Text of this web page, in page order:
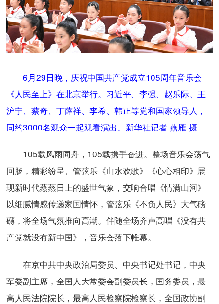
6月29日晚，庆祝中国共产党成立105周年音乐会
《人民至上》在北京举行。习近平、李强、赵乐际、王
沪宁、蔡奇、丁薛祥、李希、韩正等党和国家领导人，
同约3000名观众一起观看演出。新华社记者 燕雁 摄
105载风雨同舟，105载携手奋进。整场音乐会荡气
回肠，精彩纷呈。管弦乐《山水欢歌》《心心相印》展
现新时代蒸蒸日上的盛世气象，交响合唱《情满山河》
以细腻情感传递家国情怀，管弦乐《不负人民》大气磅
礴，将全场气氛推向高潮。伴随全场齐声高唱《没有共
产党就没有新中国》，音乐会落下帷幕。
在京中共中央政治局委员、中央书记处书记，中央
军委副主席，全国人大常委会副委员长，国务委员，最
高人民法院院长，最高人民检察院检察长，全国政协副